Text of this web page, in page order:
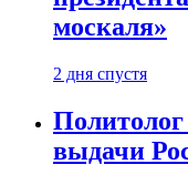
москаля»
2 дня спустя
Политолог
выдачи